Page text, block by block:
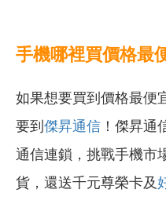
手機哪裡買價格最
如果想要買到價格最便
要到 傑昇通信 ！傑昇通
通信連鎖，挑戰手機市
貨，還送千元尊榮卡及